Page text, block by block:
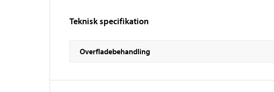
Teknisk specifikation
Overfladebehandling